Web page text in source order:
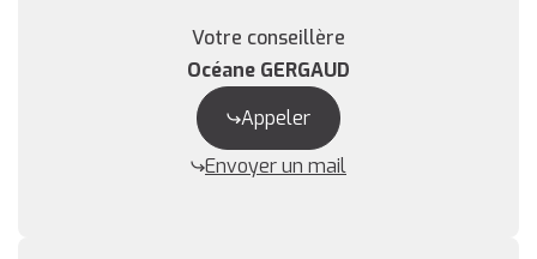
Votre conseillère
Océane GERGAUD
Appeler
Envoyer un mail